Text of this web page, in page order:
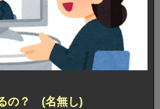
の？ (名無し)